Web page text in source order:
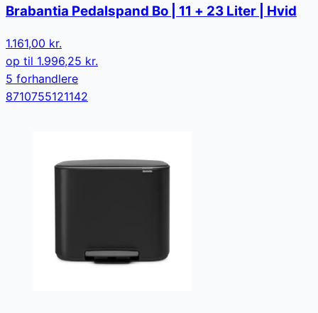
Brabantia Pedalspand Bo | 11 + 23 Liter | Hvid
1.161,00 kr.
op til 1.996,25 kr.
5 forhandlere
8710755121142